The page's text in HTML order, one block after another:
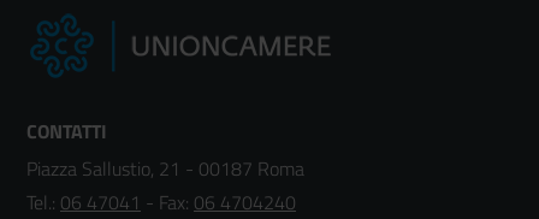
CONTATTI
Piazza Sallustio, 21 - 00187 Roma
Tel.: 06 47041 - Fax: 06 4704240